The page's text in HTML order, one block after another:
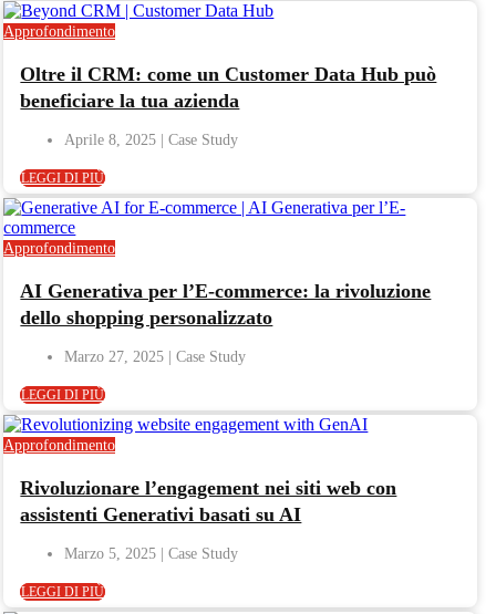
Approfondimento
Oltre il CRM: come un Customer Data Hub può
beneficiare la tua azienda
Aprile 8, 2025
LEGGI DI PIÙ
Approfondimento
AI Generativa per l’E-commerce: la rivoluzione
dello shopping personalizzato
Marzo 27, 2025
LEGGI DI PIÙ
Approfondimento
Rivoluzionare l’engagement nei siti web con
assistenti Generativi basati su AI
Marzo 5, 2025
LEGGI DI PIÙ